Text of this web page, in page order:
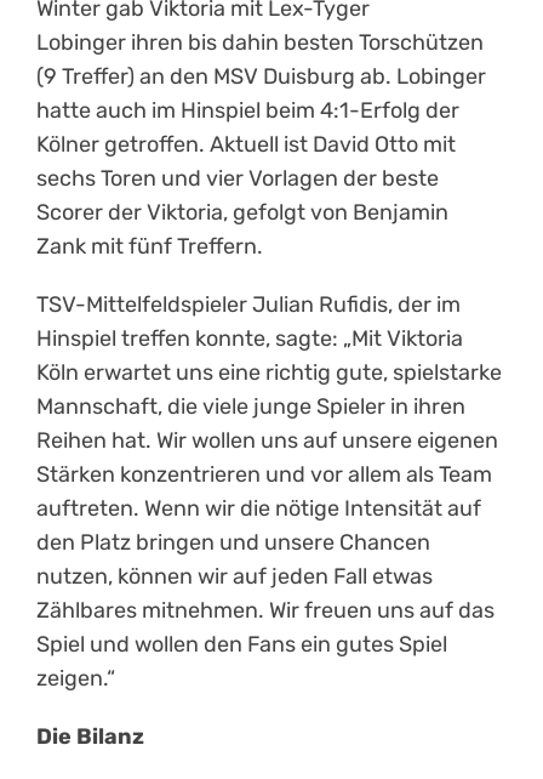
Winter gab Viktoria mit Lex-Tyger
Lobinger ihren bis dahin besten Torschützen
(9 Treffer) an den MSV Duisburg ab. Lobinger
hatte auch im Hinspiel beim 4:1-Erfolg der
Kölner getroffen. Aktuell ist David Otto mit
sechs Toren und vier Vorlagen der beste
Scorer der Viktoria, gefolgt von Benjamin
Zank mit fünf Treffern.
TSV-Mittelfeldspieler Julian Rufidis, der im
Hinspiel treffen konnte, sagte: „Mit Viktoria
Köln erwartet uns eine richtig gute, spielstarke
Mannschaft, die viele junge Spieler in ihren
Reihen hat. Wir wollen uns auf unsere eigenen
Stärken konzentrieren und vor allem als Team
auftreten. Wenn wir die nötige Intensität auf
den Platz bringen und unsere Chancen
nutzen, können wir auf jeden Fall etwas
Zählbares mitnehmen. Wir freuen uns auf das
Spiel und wollen den Fans ein gutes Spiel
zeigen.“
Die Bilanz